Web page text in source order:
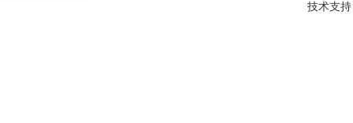
技术支